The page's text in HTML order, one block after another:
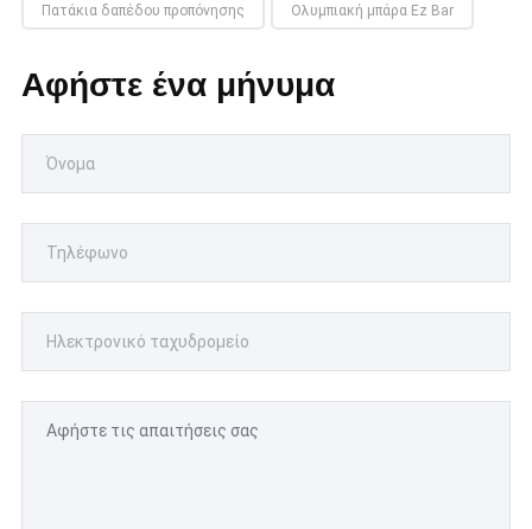
Πατάκια δαπέδου προπόνησης Ολυμπιακή μπάρα Ez Bar
Αφήστε ένα μήνυμα